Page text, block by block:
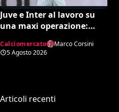
Juve e Inter al lavoro su
una maxi operazione:
nerazzurro, Frattesi a
Torino
Calciomercato
Marco Corsini
5 Agosto 2026
Articoli recenti